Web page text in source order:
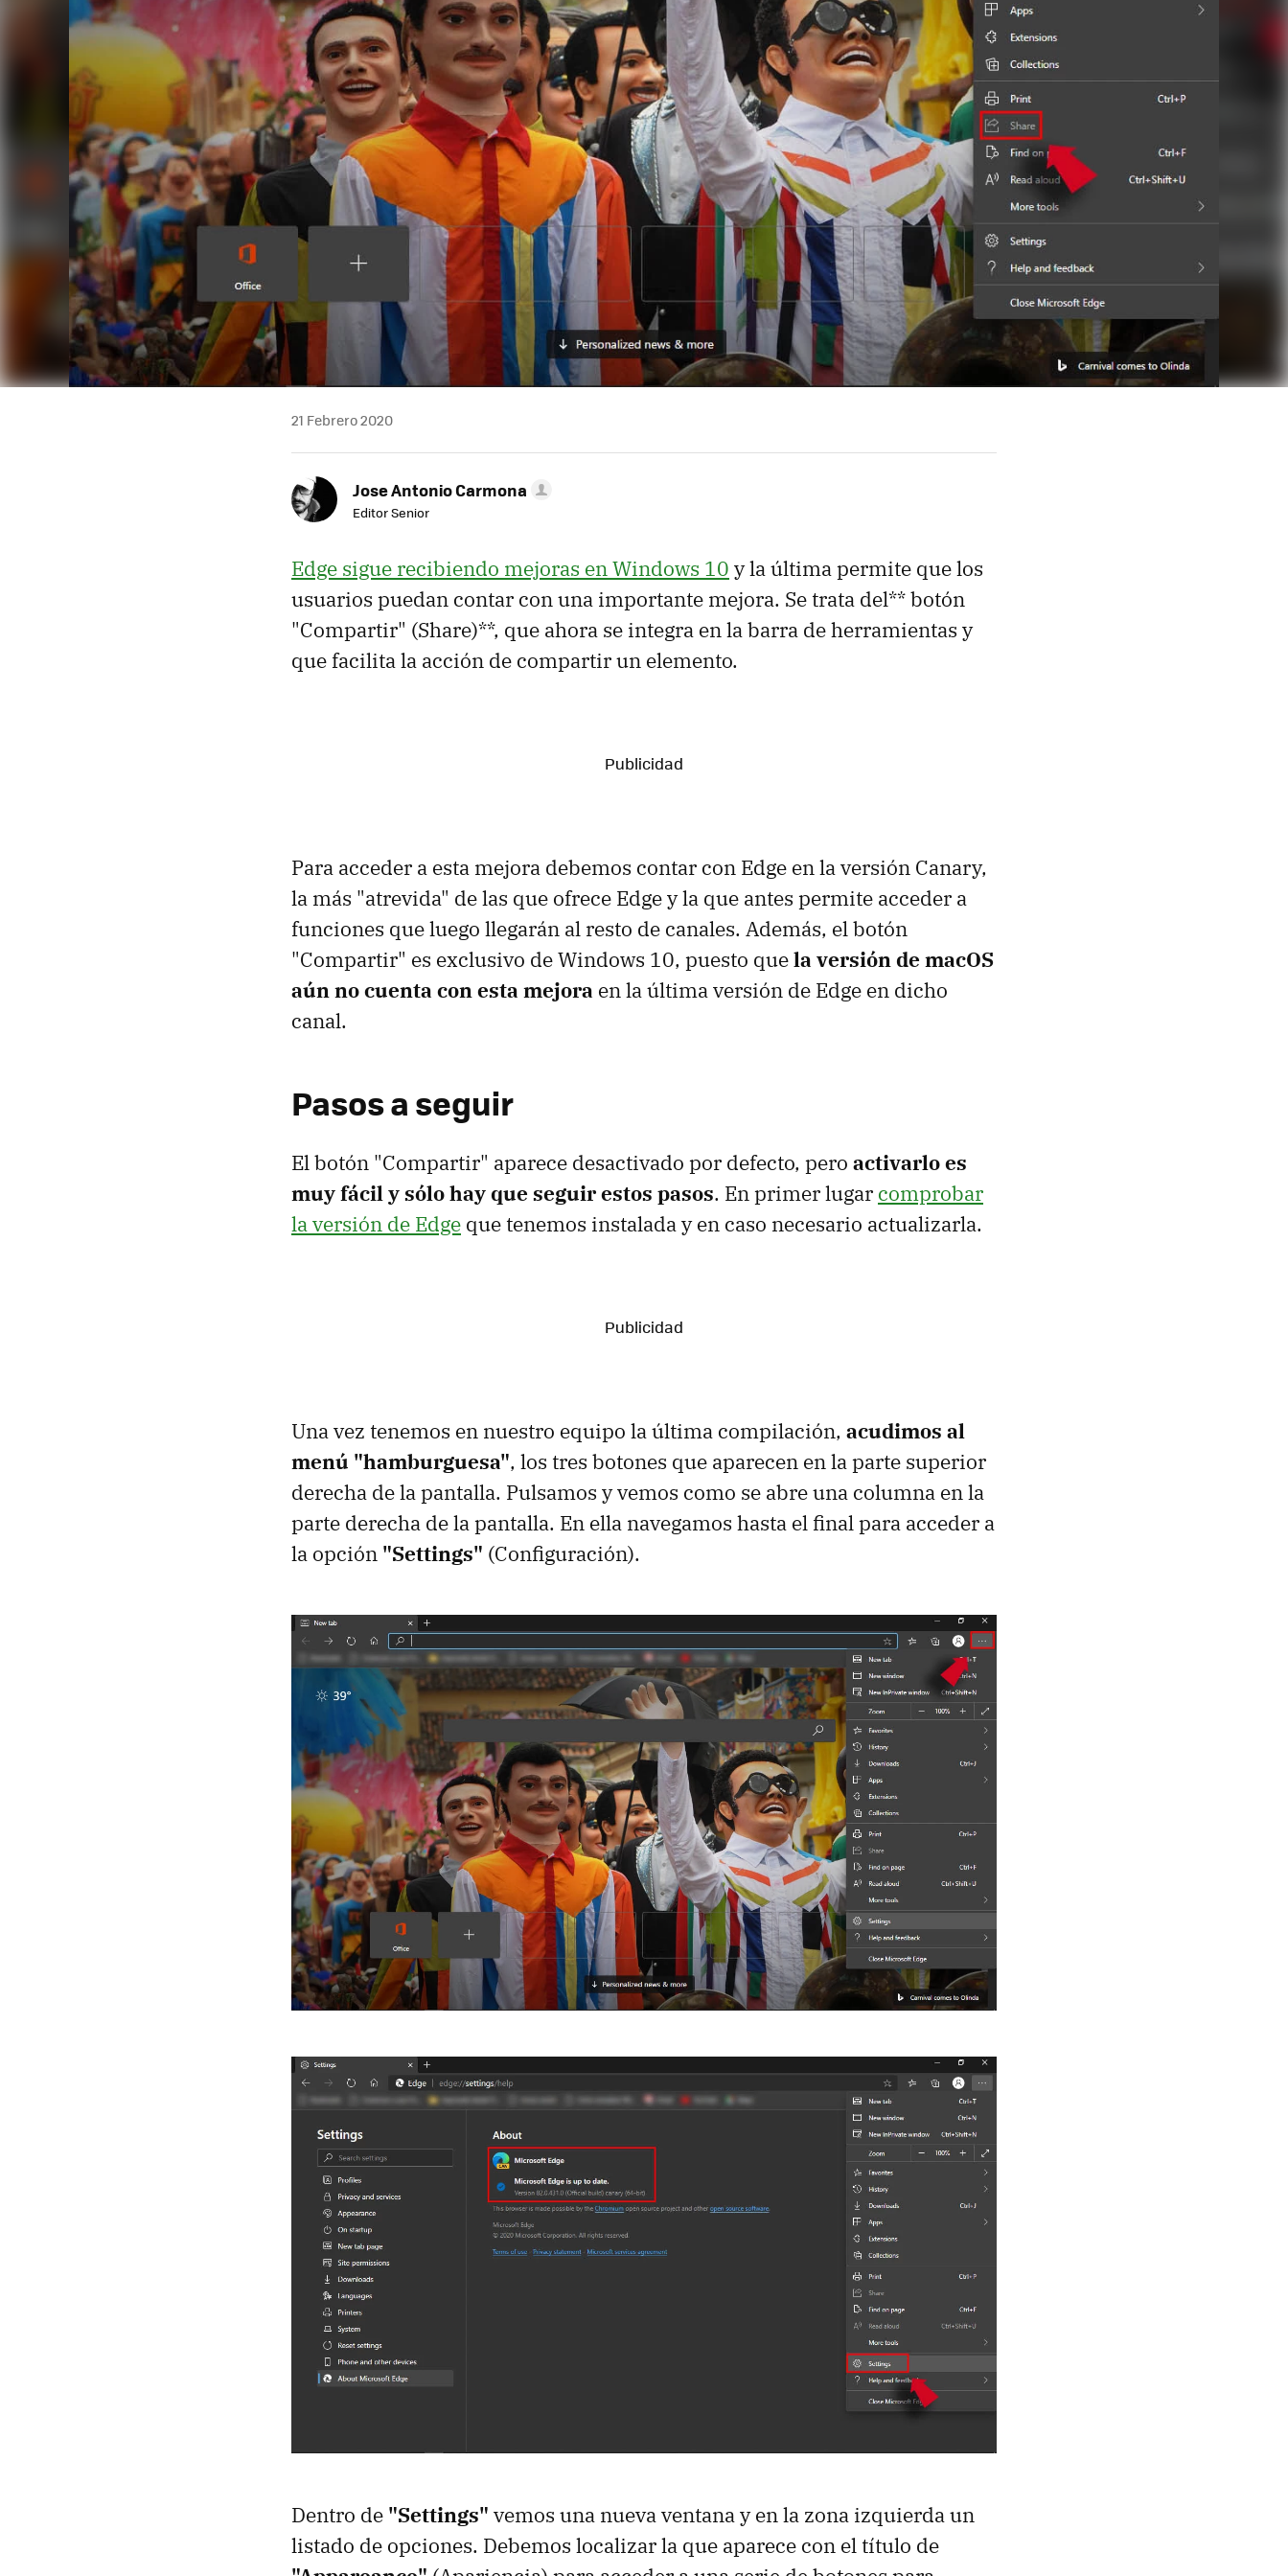
21 Febrero 2020
Jose Antonio Carmona
Editor Senior
Edge sigue recibiendo mejoras en Windows 10 y la última permite que los
usuarios puedan contar con una importante mejora. Se trata del** botón
"Compartir" (Share)**, que ahora se integra en la barra de herramientas y
que facilita la acción de compartir un elemento.
Para acceder a esta mejora debemos contar con Edge en la versión Canary,
la más "atrevida" de las que ofrece Edge y la que antes permite acceder a
funciones que luego llegarán al resto de canales. Además, el botón
"Compartir" es exclusivo de Windows 10, puesto quela versión de macOS
aún no cuenta con esta mejora en la última versión de Edge en dicho
canal.
Pasos a seguir
El botón "Compartir" aparece desactivado por defecto, pero activarlo es
muy fácil y sólo hay que seguir estos pasos. En primer lugar comprobar
la versión de Edge que tenemos instalada y en caso necesario actualizarla.
Una vez tenemos en nuestro equipo la última compilación, acudimos al
menú "hamburguesa", los tres botones que aparecen en la parte superior
derecha de la pantalla. Pulsamos y vemos como se abre una columna en la
parte derecha de la pantalla. En ella navegamos hasta el final para acceder a
la opción "Settings" (Configuración).
Dentro de "Settings" vemos una nueva ventana y en la zona izquierda un
listado de opciones. Debemos localizar la que aparece con el título de